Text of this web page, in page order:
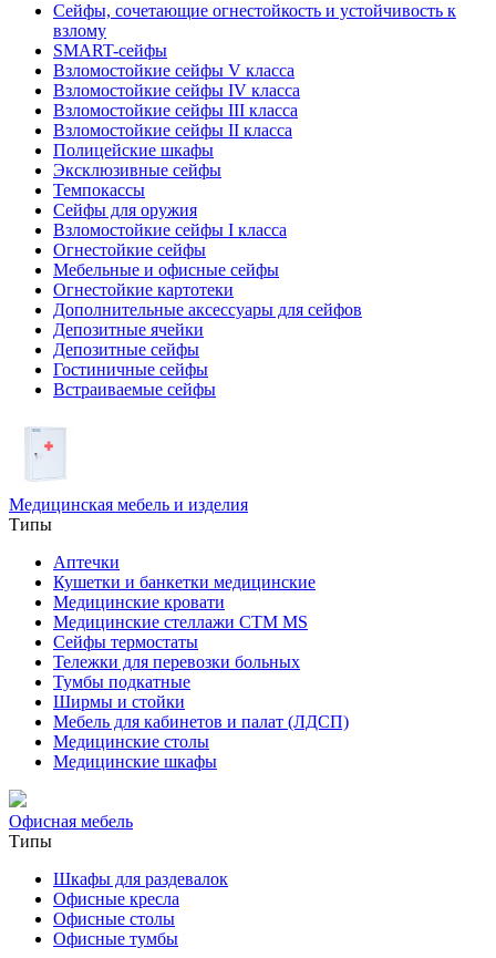
Сейфы, сочетающие огнестойкость и устойчивость к
взлому
SMART-сейфы
Взломостойкие сейфы V класса
Взломостойкие сейфы IV класса
Взломостойкие сейфы III класса
Взломостойкие сейфы II класса
Полицейские шкафы
Эксклюзивные сейфы
Темпокассы
Сейфы для оружия
Взломостойкие сейфы I класса
Огнестойкие сейфы
Мебельные и офисные сейфы
Огнестойкие картотеки
Дополнительные аксессуары для сейфов
Депозитные ячейки
Депозитные сейфы
Гостиничные сейфы
Встраиваемые сейфы
Медицинская мебель и изделия
Типы
Аптечки
Кушетки и банкетки медицинские
Медицинские кровати
Медицинские стеллажи CTM MS
Сейфы термостаты
Тележки для перевозки больных
Тумбы подкатные
Ширмы и стойки
Мебель для кабинетов и палат (ЛДСП)
Медицинские столы
Медицинские шкафы
Офисная мебель
Типы
Шкафы для раздевалок
Офисные кресла
Офисные столы
Офисные тумбы